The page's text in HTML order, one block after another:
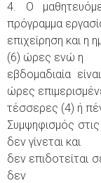
4. Ο
πρόγραμμα
επιχείρηση και η
(6) ώρες ενώ η
εβδομαδιαία
ώρες
τέσσερες (4) ή
Συμψηφισμός
δεν γίνεται και
δεν επιδοτείται
δεν